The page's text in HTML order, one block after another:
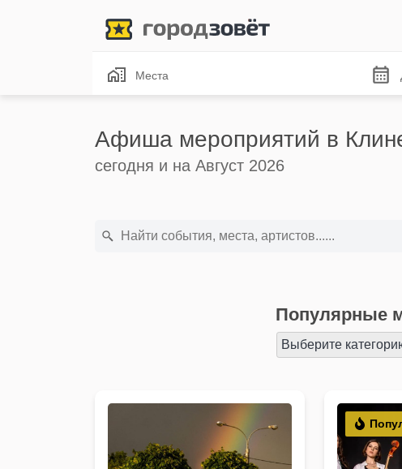
Места
Афиша мероприятий в
сегодня и на Август 2026
Популярные
Выберите